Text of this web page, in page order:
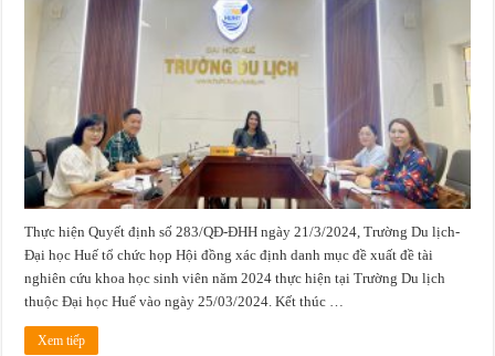
tài
NCKH
sinh
Thực hiện Quyết định số 283/QĐ-ĐHH ngày 21/3/2024, Trường Du lịch-
Đại học Huế tổ chức họp Hội đồng xác định danh mục đề xuất đề tài
nghiên cứu khoa học sinh viên năm 2024 thực hiện tại Trường Du lịch
thuộc Đại học Huế vào ngày 25/03/2024. Kết thúc …
Xem tiếp